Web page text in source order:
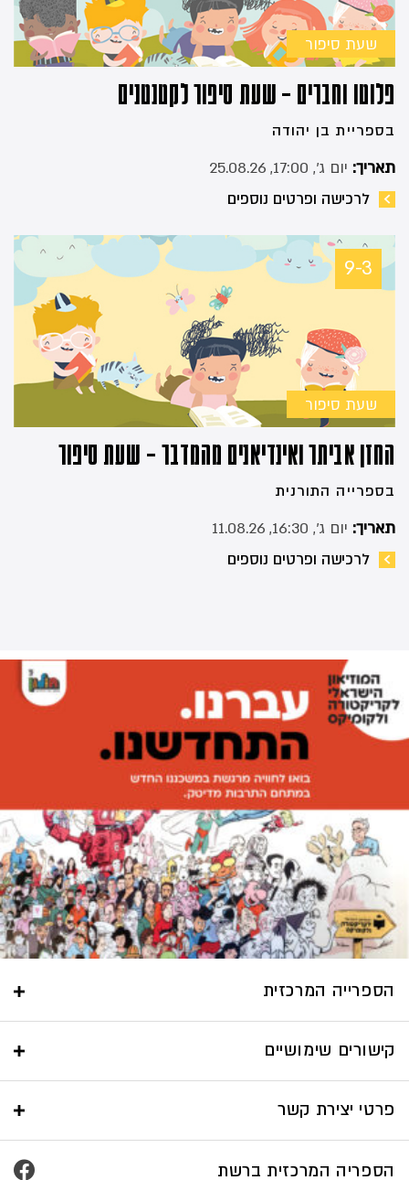
שעת סיפור
פלוטו וחברים – שעת סיפור לקטנטנים
בספריית בן יהודה
תאריך: יום ג׳, 17:00, 25.08.26
לרכישה ופרטים נוספים
9-3
שעת סיפור
החזן אביתר ואינדיאנים מהמדבר – שעת סיפור
בספרייה התורנית
תאריך: יום ג׳, 16:30, 11.08.26
לרכישה ופרטים נוספים
הספרייה המרכזית
קישורים שימושיים
פרטי יצירת קשר
הספריה המרכזית ברשת